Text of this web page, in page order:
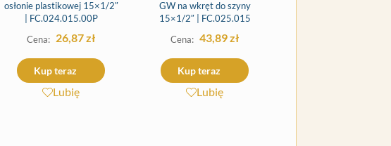
osłonie plastikowej 15×1/2″
| FC.024.015.00P
26,87zł
Kup teraz
Lubię
GW na wkręt do szyny
15×1/2″ | FC.025.015
43,89zł
Kup teraz
Lubię